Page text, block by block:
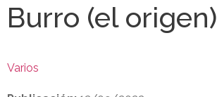
Burro (el origen)
Varios